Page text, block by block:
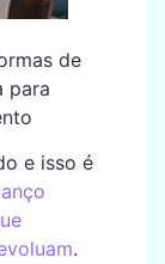
de
para
e isso é
.